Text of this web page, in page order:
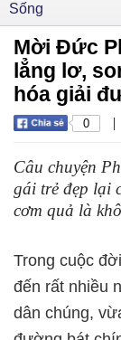
Sống
Mời Đức
lẳng lơ,
hóa giải
0 |
Câu chuyện
gái trẻ đẹp lại
cơm quả là
Trong cuộc
đến rất nhiều
dân chúng,